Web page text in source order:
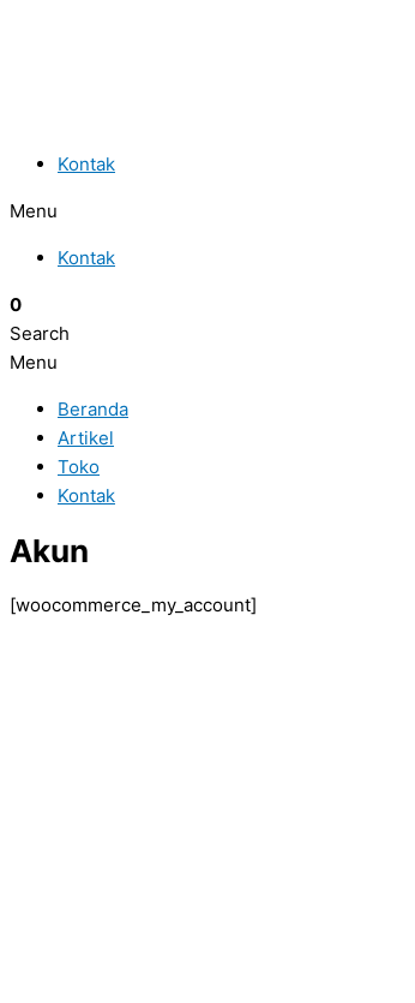
Kontak
Menu
Kontak
0
Search
Menu
Beranda
Artikel
Toko
Kontak
Akun
[woocommerce_my_account]